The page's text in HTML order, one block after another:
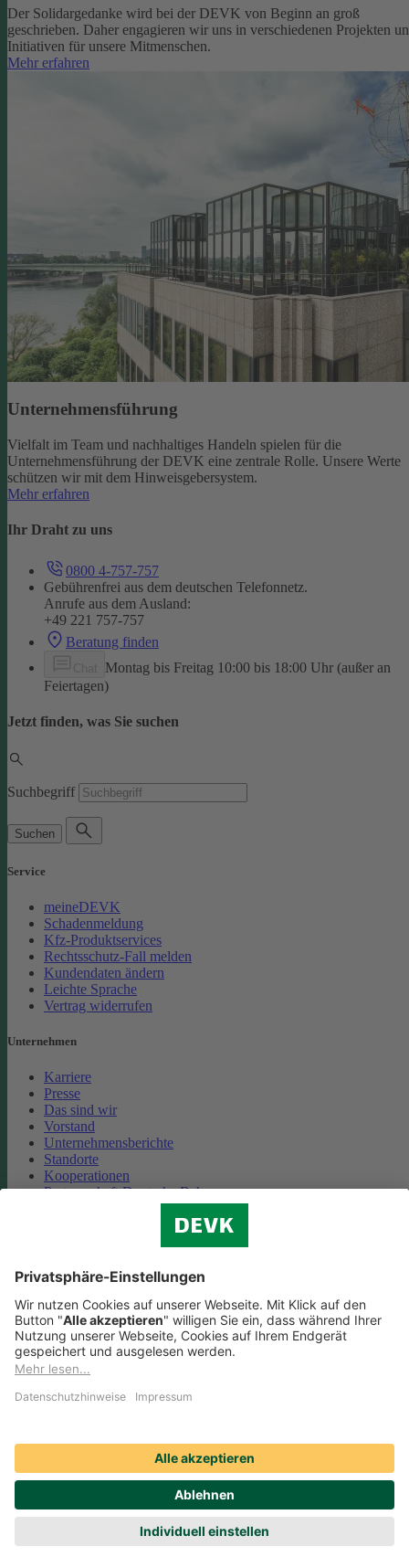
Der Solidargedanke wird bei der DEVK von Beginn an groß
geschrieben. Daher engagieren wir uns in verschiedenen Projekten
Initiativen für unsere Mitmenschen.
Mehr erfahren
Unternehmensführung
Vielfalt im Team und nachhaltiges Handeln spielen für die
Unternehmensführung der DEVK eine zentrale Rolle. Unsere Werte
schützen wir mit dem Hinweisgebersystem.
Mehr erfahren
Ihr Draht zu uns
0800 4-757-757
Gebührenfrei aus dem deutschen Telefonnetz.
Anrufe aus dem Ausland:
+49 221 757-757
Beratung finden
Montag bis Freitag 10:00 bis 18:00 Uhr (außer an
Feiertagen)
Jetzt finden, was Sie suchen
Suchbegriff
Suchen
Service
meineDEVK
Schadenmeldung
Kfz-Produktservices
Rechtsschutz-Fall melden
Kundendaten ändern
Leichte Sprache
Vertrag widerrufen
Unternehmen
Karriere
Presse
Das sind wir
Vorstand
Unternehmensberichte
Standorte
Kooperationen
Partnerschaft Deutsche Bahn
Cookie-Einstellungen
Datenschutz
Impressum
Streitbeilegung
Nutzungshinweise
Compliance
Social Media Icons sowie Verlinkungen, die mit
sind, führen auf externe Seiten. Die DEVK ist für die dortigen
Nutzungsbedingungen und Datenschutzbestimmungen nicht
verantwortlich. Mehr dazu erfahren Sie unter